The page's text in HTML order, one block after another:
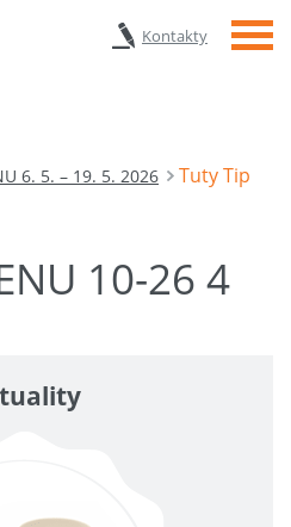
Kontakty Menu
6. 5. – 19. 5. 2026
Tuty Tip
10-26 4